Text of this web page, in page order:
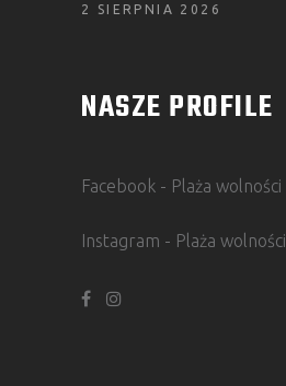
2 SIERPNIA 2026
NASZE PROFILE
Facebook - Plaża wolności
Instagram - Plaża wolności